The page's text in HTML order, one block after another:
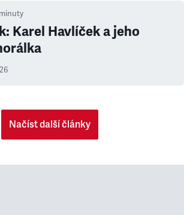
minuty
Karel Havlíček a jeho
Načíst další články